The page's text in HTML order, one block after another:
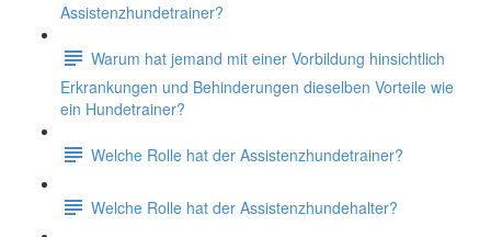
Assistenzhundetrainer?
Warum hat jemand mit einer Vorbildung hinsichtlich
Erkrankungen und Behinderungen dieselben Vorteile wie
ein Hundetrainer?
Welche Rolle hat der Assistenzhundetrainer?
Welche Rolle hat der Assistenzhundehalter?